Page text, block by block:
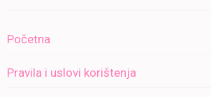
Početna
Pravila i uslovi korištenja